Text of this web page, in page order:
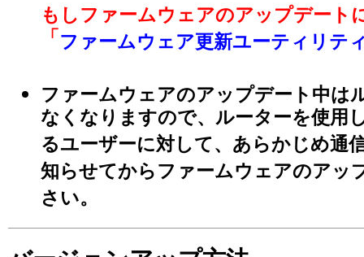
もしファームウェアのアップデート
「 ファームウェア更新ユーティリテ
ファームウェアのアップデート中は
なくなりますので、ルーターを使用
るユーザーに対して、あらかじめ通
知らせてからファームウェアのアッ
さい。